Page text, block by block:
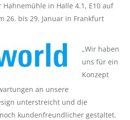
in Halle 4.1, E10 auf
26. bis 29. Januar in Frankfurt
„Wir haben
uns für ein
Konzept
an unsere
unterstreicht und die
kundenfreundlicher gestaltet.